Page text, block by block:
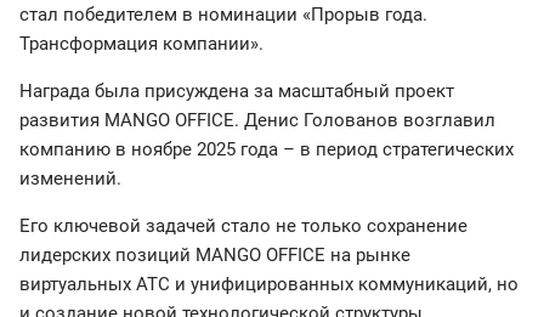
стал победителем в номинации «Прорыв года.
Трансформация компании».
Награда была присуждена за масштабный проект
развития MANGO OFFICE. Денис Голованов возглавил
компанию в ноябре 2025 года – в период стратегических
изменений.
Его ключевой задачей стало не только сохранение
лидерских позиций MANGO OFFICE на рынке
виртуальных АТС и унифицированных коммуникаций, но